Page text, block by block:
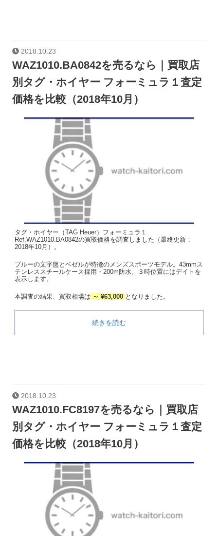
2018.10.23
WAZ1010.BA0842を売るなら｜買取店
別タグ・ホイヤー フォーミュラ１査定
価格を比較（2018年10月）
タグ・ホイヤー（TAG Heuer）フォーミュラ１
Ref.WAZ1010.BA0842の買取価格を調査しました（最終更新：
2018年10月）。
ブルーの文字盤とベゼルが特徴のメンズスポーツモデル。43mmス
テンレススチールケース採用・200m防水。３時位置にはデイトを
表示します。
本調査の結果、買取相場は ～ ¥63,000 となりました。
続きを読む
2018.10.23
WAZ1010.FC8197を売るなら｜買取店
別タグ・ホイヤー フォーミュラ１査定
価格を比較（2018年10月）